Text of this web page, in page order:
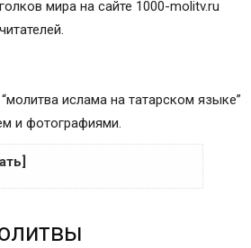
мира на сайте 1000-molitv.ru
ислама на татарском языке”
и фотографиями.
на удачу